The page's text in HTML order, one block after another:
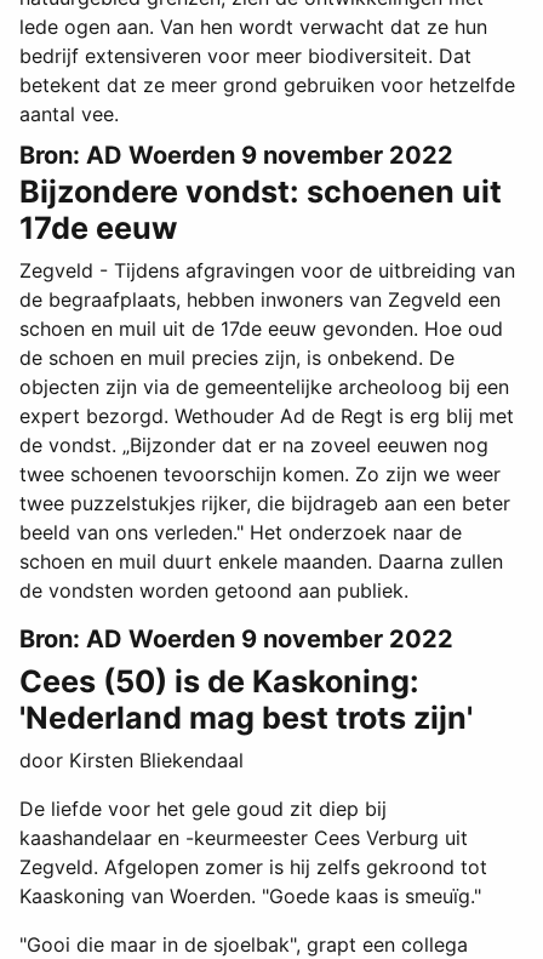
lede ogen aan. Van hen wordt verwacht dat ze hun
bedrijf extensiveren voor meer biodiversiteit. Dat
betekent dat ze meer grond gebruiken voor hetzelfde
aantal vee.
Bron: AD Woerden 9 november 2022
Bijzondere vondst: schoenen uit
17de eeuw
Zegveld - Tijdens afgravingen voor de uitbreiding van
de begraafplaats, hebben inwoners van Zegveld een
schoen en muil uit de 17de eeuw gevonden. Hoe oud
de schoen en muil precies zijn, is onbekend. De
objecten zijn via de gemeentelijke archeoloog bij een
expert bezorgd. Wethouder Ad de Regt is erg blij met
de vondst. „Bijzonder dat er na zoveel eeuwen nog
twee schoenen tevoorschijn komen. Zo zijn we weer
twee puzzelstukjes rijker, die bijdrageb aan een beter
beeld van ons verleden." Het onderzoek naar de
schoen en muil duurt enkele maanden. Daarna zullen
de vondsten worden getoond aan publiek.
Bron: AD Woerden 9 november 2022
Cees (50) is de Kaskoning:
'Nederland mag best trots zijn'
door Kirsten Bliekendaal
De liefde voor het gele goud zit diep bij
kaashandelaar en -keurmeester Cees Verburg uit
Zegveld. Afgelopen zomer is hij zelfs gekroond tot
Kaaskoning van Woerden. "Goede kaas is smeuïg."
"Gooi die maar in de sjoelbak", grapt een collega